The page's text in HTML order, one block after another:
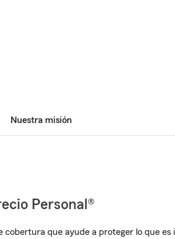
Nuestra misión
Personal®
que ayude a proteger lo que